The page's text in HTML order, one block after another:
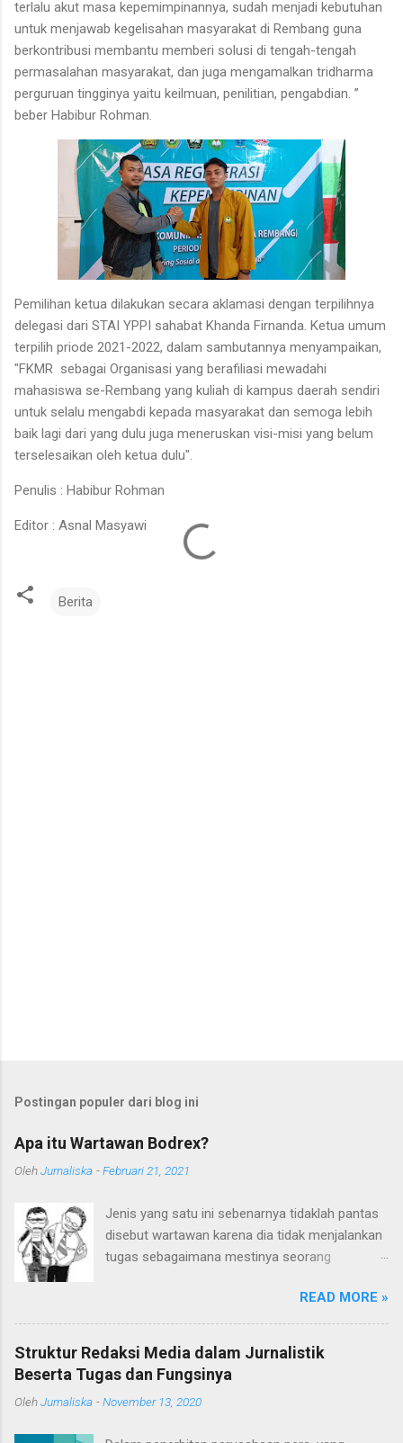
terlalu akut masa kepemimpinannya, sudah menjadi kebutuhan
untuk menjawab kegelisahan masyarakat di Rembang guna
berkontribusi membantu memberi solusi di tengah-tengah
permasalahan masyarakat, dan juga mengamalkan tridharma
perguruan tingginya yaitu keilmuan, penilitian, pengabdian. ”
beber Habibur Rohman.
Pemilihan ketua dilakukan secara aklamasi dengan terpilihnya
delegasi dari STAI YPPI sahabat Khanda Firnanda. Ketua umum
terpilih priode 2021-2022, dalam sambutannya menyampaikan,
"FKMR sebagai Organisasi yang berafiliasi mewadahi
mahasiswa se-Rembang yang kuliah di kampus daerah sendiri
untuk selalu mengabdi kepada masyarakat dan semoga lebih
baik lagi dari yang dulu juga meneruskan visi-misi yang belum
terselesaikan oleh ketua dulu".
Penulis : Habibur Rohman
Editor : Asnal Masyawi
Berita
Postingan populer dari blog ini
Apa itu Wartawan Bodrex?
OlehJurnaliska -Februari 21, 2021
Jenis yang satu ini sebenarnya tidaklah pantas
disebut wartawan karena dia tidak menjalankan
tugas sebagaimana mestinya seorang
terlanjur digunakan karena mereka sering kali
mengaku sebagai wartawan. Ditambah lagi
kedekatan pergaulan mereka dengan kalangan
wartawan memperkuat sebutan wartawan pada
mereka. Siapakah Sebenarnya Mereka? Mereka
sebenarnya adalah para WTS (Wartawan Tanpa
READ MORE »
Struktur Redaksi Media dalam Jurnalistik
Beserta Tugas dan Fungsinya
OlehJurnaliska -November 13, 2020